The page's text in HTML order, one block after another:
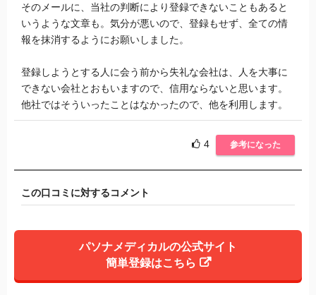
そのメールに、当社の判断により登録できないこともあると
いうような文章も。気分が悪いので、登録もせず、全ての情
報を抹消するようにお願いしました。
登録しようとする人に会う前から失礼な会社は、人を大事に
できない会社とおもいますので、信用ならないと思います。
他社ではそういったことはなかったので、他を利用します。
4 参考になった
この口コミに対するコメント
パソナメディカルの公式サイト
簡単登録はこちら